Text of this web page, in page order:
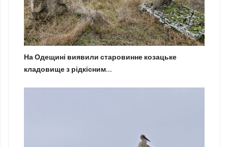
На Одещині виявили старовинне козацьке
кладовище з рідкісним...